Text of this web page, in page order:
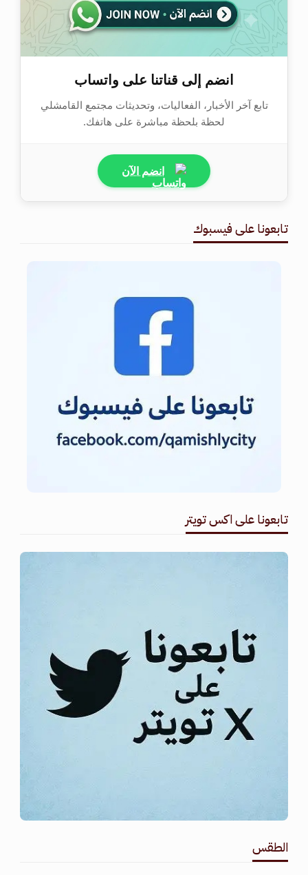
انضم إلى قناتنا على واتساب
تابع آخر الأخبار، الفعاليات، وتحديثات مجتمع القامشلي
لحظة بلحظة مباشرة على هاتفك.
انضم الآن
تابعونا على فيسبوك
تابعونا على اكس تويتر
الطقس